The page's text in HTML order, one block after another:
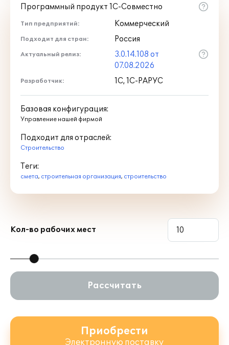
Программный продукт 1С-Совместно
Тип предприятий: Коммерческий
Подходит для стран: Россия
Актуальный релиз:
3.0.14.108 от
07.08.2026
Разработчик: 1С, 1С-РАРУС
Базовая конфигурация:
Управление нашей фирмой
Подходит для отраслей:
Строительство
Теги:
смета, строительная организация, строительство
Кол-во рабочих мест
Рассчитать
Приобрести
Электронную поставку